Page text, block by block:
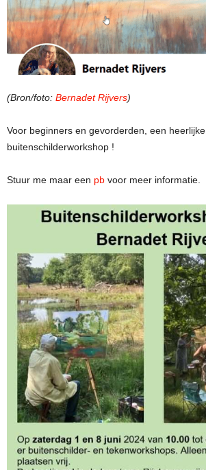
(Bron/foto: Bernadet Rijvers)
Voor beginners en gevorderden, een heerlijke
buitenschilderworkshop !
Stuur me maar een pb voor meer informatie.